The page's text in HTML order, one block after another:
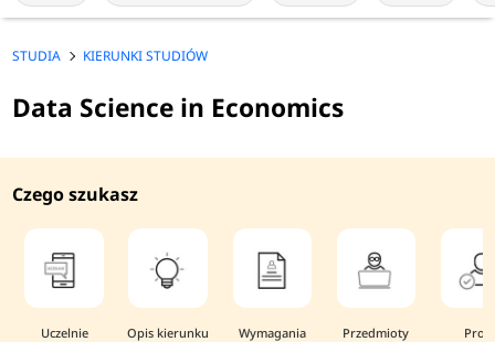
STUDIA KIERUNKI STUDIÓW
Data Science in Economics
Czego szukasz
Uczelnie Opis kierunku Wymagania
Przedmioty